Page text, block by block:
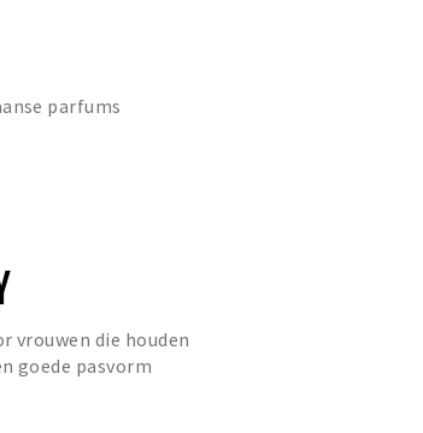
parfums
vrouwen die houden
goede pasvorm